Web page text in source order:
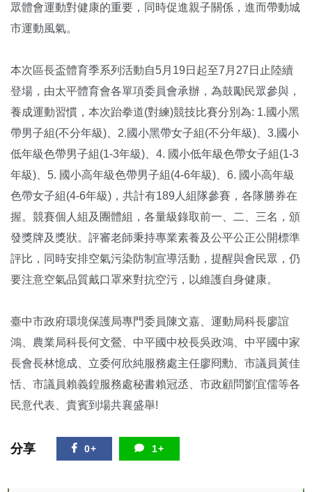
眾體會運動對健康的重要，同時促進親子關係，進而帶動城
市運動風氣。
本次區長盃體育季系列活動自5月19日起至7月27日止陸續
登場，由太平體育會各單項委員會承辦，為鼓勵民眾參與，
養成運動習慣，本次跆拳道(對練)競技比賽分別為: 1.國小黑
帶男子組(不分年級)、2.國小黑帶女子組(不分年級)、3.國小
低年級色帶男子組(1-3年級)、4. 國小低年級色帶女子組(1-3
年級)、5. 國小高年級色帶男子組(4-6年級)、6. 國小高年級
色帶女子組(4-6年級)，共計有189人組隊參賽，各隊勝券在
握。競賽個人組及團體組，各量級錄取前一、二、三名，頒
發獎牌及獎狀。評審老師秉持專業素養及公平公正公開標準
評比，同時安排空氣污染防制宣導活動，提醒與會民眾，仍
要注意空氣品質戴口罩來對抗空污，以維護自身健康。
臺中市政府環境保護局專門委員陳文嘉、運動局科長廖誼
鴻、農業局科長何文鶯、中平國中校長吳政鴻、中平國中家
長會長林憶成、立委何欣純服務處主任廖冏勳、市議員黃佳
恬、市議員賴義鍠服務處秘書賴冠丞、市政顧問劉宜儒等各
民意代表、貴賓到場共襄盛舉!
分享 0+ 1+